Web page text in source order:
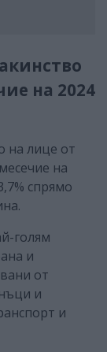
на 2024
на лице от
на
спрямо
голям
и
от
и
и